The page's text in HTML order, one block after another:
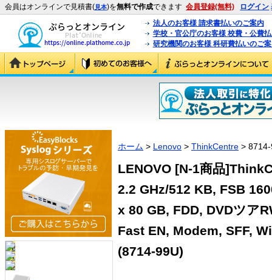
会員はオンラインで見積書(見本)を無料で作成できます 会員登録(無料) ログイン
法人のお客様 請求書払いのご案内
学校・官公庁のお客様 校費・公費
研究機関のお客様 科研費払いのご
ホーム > Lenovo > ThinkCentre >
LENOVO [N-1商品
2.2 GHz/512 KB, FSB
x 80 GB, FDD, DVDツア
Fast EN, Modem, SFF,
(8714-99U)